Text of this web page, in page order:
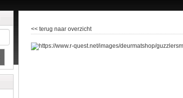
<< terug naar overzicht